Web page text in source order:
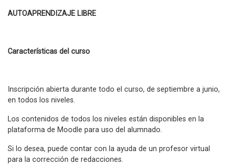
AUTOAPRENDIZAJE LIBRE
Características del curso
Inscripción abierta durante todo el curso, de septiembre a junio,
en todos los niveles.
Los contenidos de todos los niveles están disponibles en la
plataforma de Moodle para uso del alumnado.
Si lo desea, puede contar con la ayuda de un profesor virtual
para la corrección de redacciones.